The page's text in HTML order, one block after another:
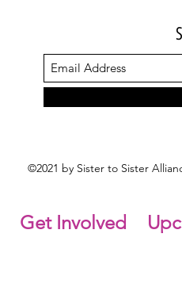
©2021 by Sister to Sister
Get Involved